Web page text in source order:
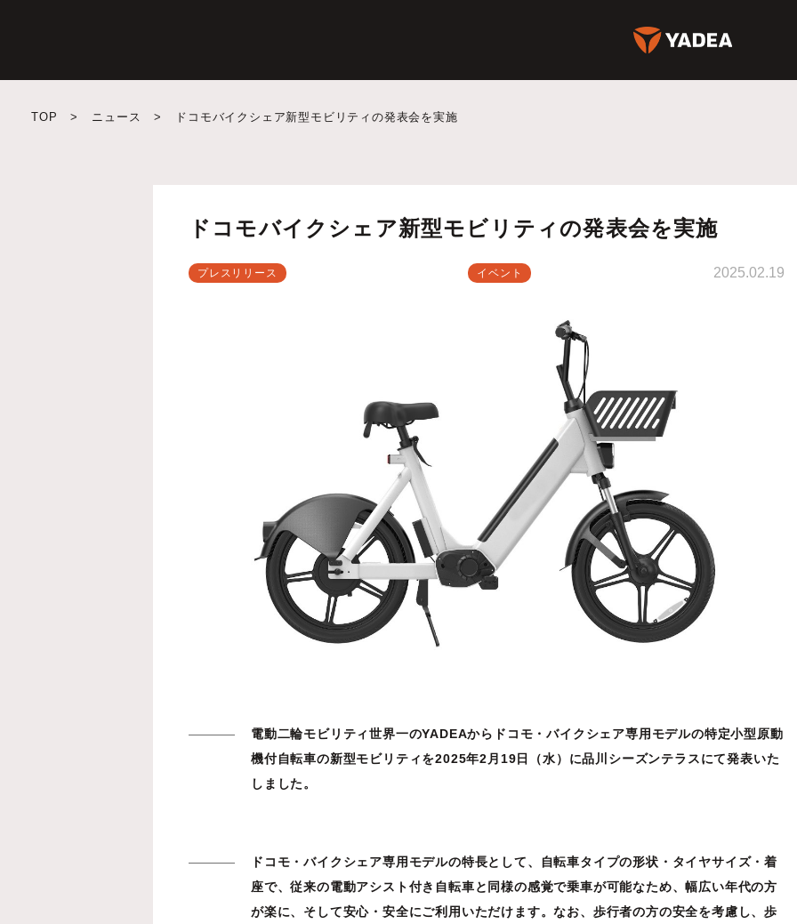
TOP > ニュース > ドコモバイクシェア新型モビリティの発表会を実施
ドコモバイクシェア新型モビリティの発表会を実施
プレスリリース イベント 2025.02.19
電動二輪モビリティ世界一のYADEAからドコモ・バイクシェア専用モデルの特定小型原動
機付自転車の新型モビリティを2025年2月19日（水）に品川シーズンテラスにて発表いた
しました。
ドコモ・バイクシェア専用モデルの特長として、自転車タイプの形状・タイヤサイズ・着
座で、従来の電動アシスト付き自転車と同様の感覚で乗車が可能なため、幅広い年代の方
が楽に、そして安心・安全にご利用いただけます。なお、歩行者の方の安全を考慮し、歩